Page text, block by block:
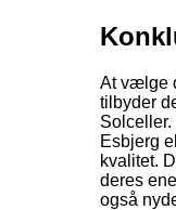
At vælge
tilbyder
Esbjerg
kvalitet.
deres
også